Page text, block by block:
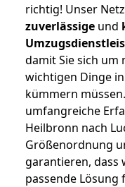
richtig! Unser
zuverlässige und
damit Sie sich um
wichtigen Dinge
kümmern
umfangreiche
Heilbronn nach
Größenordnung
garantieren, dass
passende Lösung